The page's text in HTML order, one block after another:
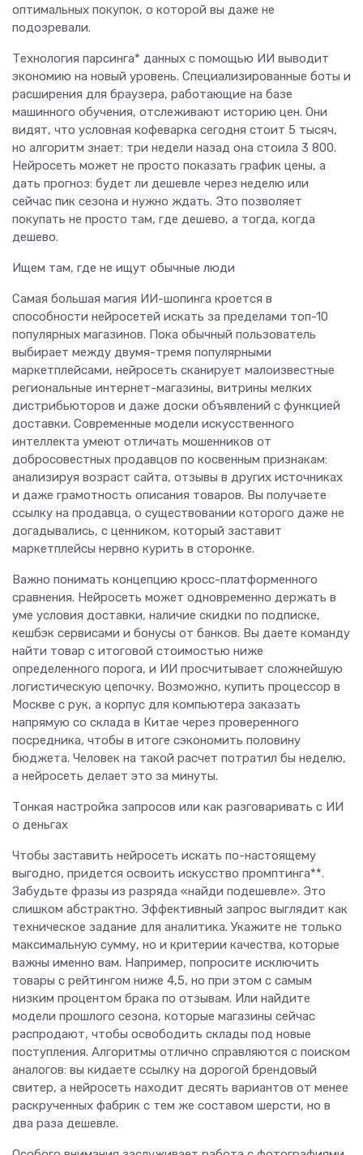
оптимальных покупок, о которой вы даже не
подозревали.
Технология парсинга* данных с помощью ИИ выводит
экономию на новый уровень. Специализированные боты и
расширения для браузера, работающие на базе
машинного обучения, отслеживают историю цен. Они
видят, что условная кофеварка сегодня стоит 5 тысяч,
но алгоритм знает: три недели назад она стоила 3 800.
Нейросеть может не просто показать график цены, а
дать прогноз: будет ли дешевле через неделю или
сейчас пик сезона и нужно ждать. Это позволяет
покупать не просто там, где дешево, а тогда, когда
дешево.
Ищем там, где не ищут обычные люди
Самая большая магия ИИ-шопинга кроется в
способности нейросетей искать за пределами топ-10
популярных магазинов. Пока обычный пользователь
выбирает между двумя-тремя популярными
маркетплейсами, нейросеть сканирует малоизвестные
региональные интернет-магазины, витрины мелких
дистрибьюторов и даже доски объявлений с функцией
доставки. Современные модели искусственного
интеллекта умеют отличать мошенников от
добросовестных продавцов по косвенным признакам:
анализируя возраст сайта, отзывы в других источниках
и даже грамотность описания товаров. Вы получаете
ссылку на продавца, о существовании которого даже не
догадывались, с ценником, который заставит
маркетплейсы нервно курить в сторонке.
Важно понимать концепцию кросс-платформенного
сравнения. Нейросеть может одновременно держать в
уме условия доставки, наличие скидки по подписке,
кешбэк сервисами и бонусы от банков. Вы даете команду
найти товар с итоговой стоимостью ниже
определенного порога, и ИИ просчитывает сложнейшую
логистическую цепочку. Возможно, купить процессор в
Москве с рук, а корпус для компьютера заказать
напрямую со склада в Китае через проверенного
посредника, чтобы в итоге сэкономить половину
бюджета. Человек на такой расчет потратил бы неделю,
а нейросеть делает это за минуты.
Тонкая настройка запросов или как разговаривать с ИИ
о деньгах
Чтобы заставить нейросеть искать по-настоящему
выгодно, придется освоить искусство промптинга**.
Забудьте фразы из разряда «найди подешевле». Это
слишком абстрактно. Эффективный запрос выглядит как
техническое задание для аналитика. Укажите не только
максимальную сумму, но и критерии качества, которые
важны именно вам. Например, попросите исключить
товары с рейтингом ниже 4,5, но при этом с самым
низким процентом брака по отзывам. Или найдите
модели прошлого сезона, которые магазины сейчас
распродают, чтобы освободить склады под новые
поступления. Алгоритмы отлично справляются с поиском
аналогов: вы кидаете ссылку на дорогой брендовый
свитер, а нейросеть находит десять вариантов от менее
раскрученных фабрик с тем же составом шерсти, но в
два раза дешевле.